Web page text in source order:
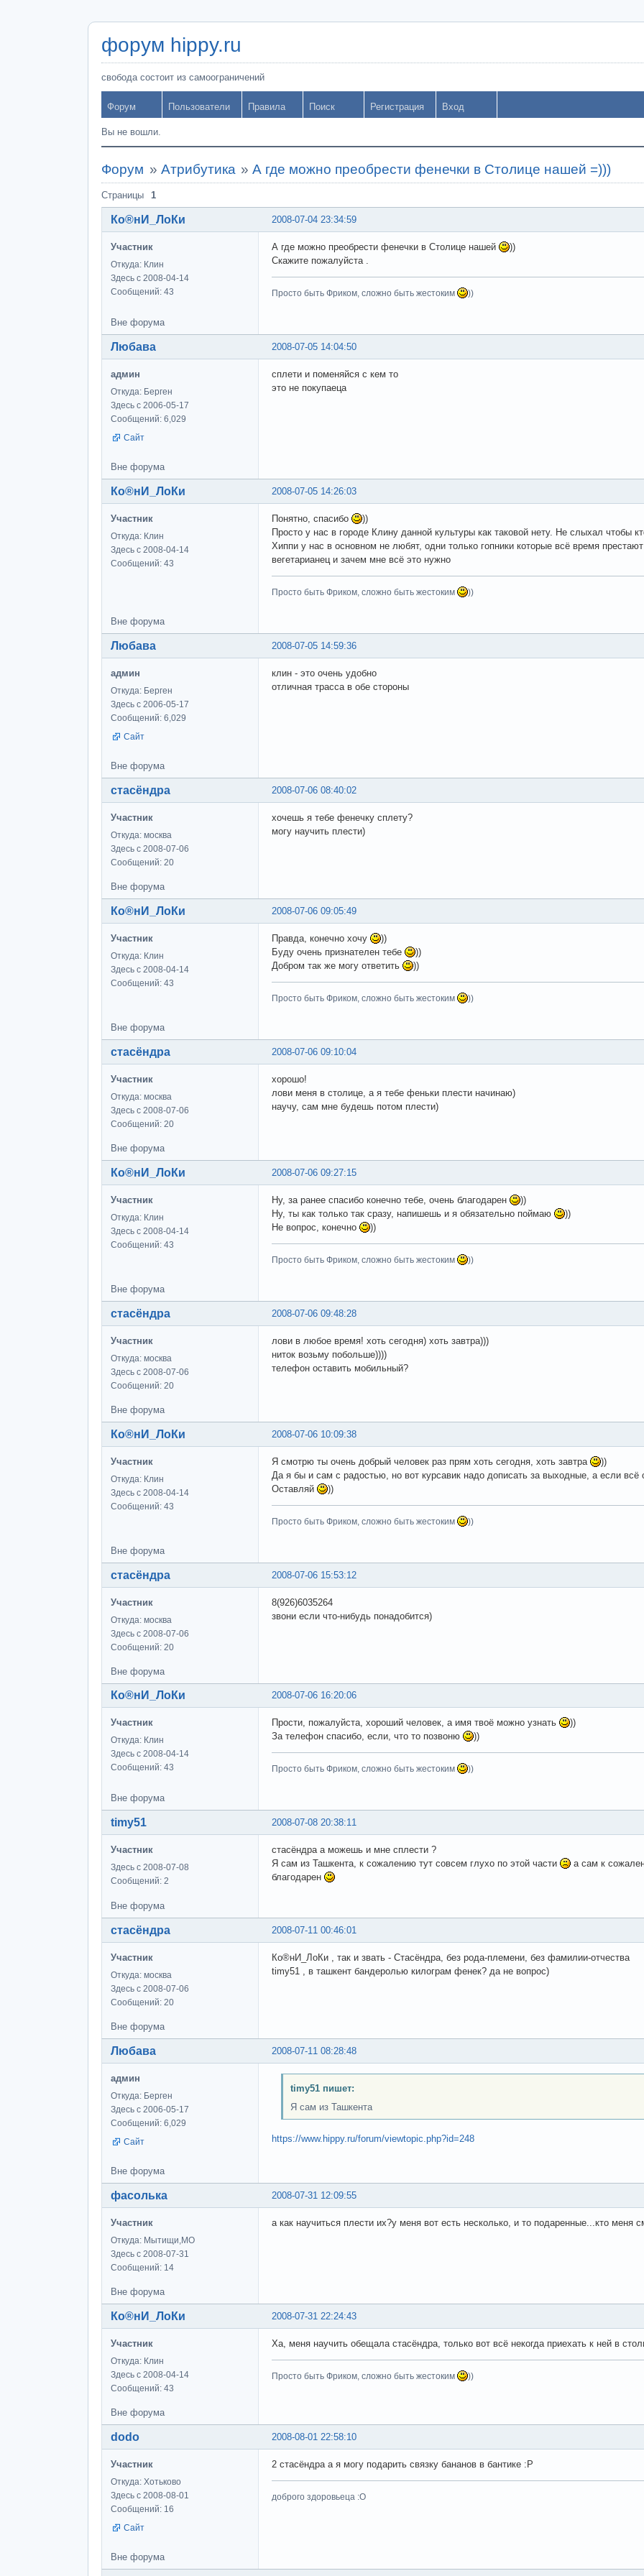
форум hippy.ru
свобода состоит из самоограничений
Форум Пользователи Правила Поиск Регистрация Вход
Вы не вошли.
Форум » Атрибутика »А где можно преобрести фенечки в Столице нашей =)))
Страницы 1
2008-07-04 23:34:59
Ко®нИ_ЛоКи
Участник
Откуда: Клин
Здесь с 2008-04-14
Сообщений: 43
А где можно преобрести фенечки в Столице нашей
))
Скажите пожалуйста .
Просто быть Фриком, сложно быть жестоким ))
Вне форума
2008-07-05 14:04:50
Любава
админ
Откуда: Берген
Здесь с 2006-05-17
Сообщений: 6,029
Сайт
сплети и поменяйся с кем то
это не покупаеца
Вне форума
2008-07-05 14:26:03
Ко®нИ_ЛоКи
Участник
Откуда: Клин
Здесь с 2008-04-14
Сообщений: 43
Понятно, спасибо
))
Просто у нас в городе Клину данной культуры как таковой нету. Не слыхал чтобы
Хиппи у нас в основном не любят, одни только гопники которые всё время
вегетарианец и зачем мне всё это нужно
Просто быть Фриком, сложно быть жестоким ))
Вне форума
2008-07-05 14:59:36
Любава
админ
Откуда: Берген
Здесь с 2006-05-17
Сообщений: 6,029
Сайт
клин - это очень удобно
отличная трасса в обе стороны
Вне форума
2008-07-06 08:40:02
стасёндра
Участник
Откуда: москва
Здесь с 2008-07-06
Сообщений: 20
хочешь я тебе фенечку сплету?
могу научить плести)
Вне форума
2008-07-06 09:05:49
Ко®нИ_ЛоКи
Участник
Откуда: Клин
Здесь с 2008-04-14
Сообщений: 43
Правда, конечно хочу
))
Буду очень признателен тебе
))
Добром так же могу ответить
))
Просто быть Фриком, сложно быть жестоким ))
Вне форума
2008-07-06 09:10:04
стасёндра
Участник
Откуда: москва
Здесь с 2008-07-06
Сообщений: 20
хорошо!
лови меня в столице, а я тебе феньки плести начинаю)
научу, сам мне будешь потом плести)
Вне форума
2008-07-06 09:27:15
Ко®нИ_ЛоКи
Участник
Откуда: Клин
Здесь с 2008-04-14
Сообщений: 43
Ну, за ранее спасибо конечно тебе, очень благодарен
))
Ну, ты как только так сразу, напишешь и я обязательно поймаю
))
Не вопрос, конечно
))
Просто быть Фриком, сложно быть жестоким ))
Вне форума
2008-07-06 09:48:28
стасёндра
Участник
Откуда: москва
Здесь с 2008-07-06
Сообщений: 20
лови в любое время! хоть сегодня) хоть завтра)))
ниток возьму побольше))))
телефон оставить мобильный?
Вне форума
2008-07-06 10:09:38
Ко®нИ_ЛоКи
Участник
Откуда: Клин
Здесь с 2008-04-14
Сообщений: 43
Я смотрю ты очень добрый человек раз прям хоть сегодня, хоть завтра
))
Да я бы и сам с радостью, но вот курсавик надо дописать за выходные, а если
Оставляй
))
Просто быть Фриком, сложно быть жестоким ))
Вне форума
2008-07-06 15:53:12
стасёндра
Участник
Откуда: москва
Здесь с 2008-07-06
Сообщений: 20
8(926)6035264
звони если что-нибудь понадобится)
Вне форума
2008-07-06 16:20:06
Ко®нИ_ЛоКи
Участник
Откуда: Клин
Здесь с 2008-04-14
Сообщений: 43
Прости, пожалуйста, хороший человек, а имя твоё можно узнать
))
За телефон спасибо, если, что то позвоню
))
Просто быть Фриком, сложно быть жестоким ))
Вне форума
2008-07-08 20:38:11
timy51
Участник
Здесь с 2008-07-08
Сообщений: 2
стасёндра а можешь и мне сплести ?
Я сам из Ташкента, к сожалению тут совсем глухо по этой части
а сам к
благодарен
Вне форума
2008-07-11 00:46:01
стасёндра
Участник
Откуда: москва
Здесь с 2008-07-06
Сообщений: 20
Ко®нИ_ЛоКи , так и звать - Стасёндра, без рода-племени, без фамилии-отчества
timy51 , в ташкент бандеролью килограм фенек? да не вопрос)
Вне форума
2008-07-11 08:28:48
Любава
админ
Откуда: Берген
Здесь с 2006-05-17
Сообщений: 6,029
Сайт
timy51 пишет:
Я сам из Ташкента
https://www.hippy.ru/forum/viewtopic.php?id=248
Вне форума
2008-07-31 12:09:55
фасолька
Участник
Откуда: Мытищи,МО
Здесь с 2008-07-31
Сообщений: 14
а как научиться плести их?у меня вот есть несколько, и то подаренные...кто меня
Вне форума
2008-07-31 22:24:43
Ко®нИ_ЛоКи
Участник
Откуда: Клин
Здесь с 2008-04-14
Сообщений: 43
Ха, меня научить обещала стасёндра, только вот всё некогда приехать к ней в
Просто быть Фриком, сложно быть жестоким ))
Вне форума
2008-08-01 22:58:10
dodo
Участник
Откуда: Хотьково
Здесь с 2008-08-01
Сообщений: 16
Сайт
2 стасёндра а я могу подарить связку бананов в бантике :Р
доброго здоровьеца :О
Вне форума